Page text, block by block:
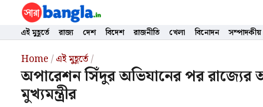
contentএই মুহূর্তে রাজ্য দেশ বিদেশ রাজনীতি খেলা বিনোদন সম্পাদকীয়
Home/এই মুহূর্তে/
অপারেশন সিঁদুর অভিযানের পর রাজ্যের
মুখ্যমন্ত্রীর